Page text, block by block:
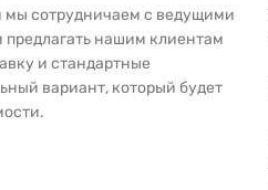
мы сотрудничаем с ведущими
нашим клиентам
и стандартные
вариант, который будет